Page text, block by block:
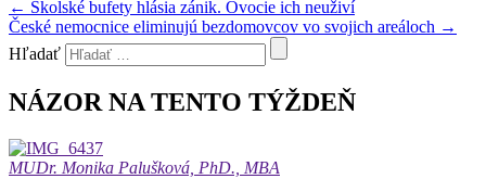
← Školské bufety hlásia zánik. Ovocie ich neuživí
České nemocnice eliminujú bezdomovcov vo svojich areáloch →
Hľadať
NÁZOR NA TENTO TÝŽDEŇ
MUDr. Monika Palušková, PhD., MBA